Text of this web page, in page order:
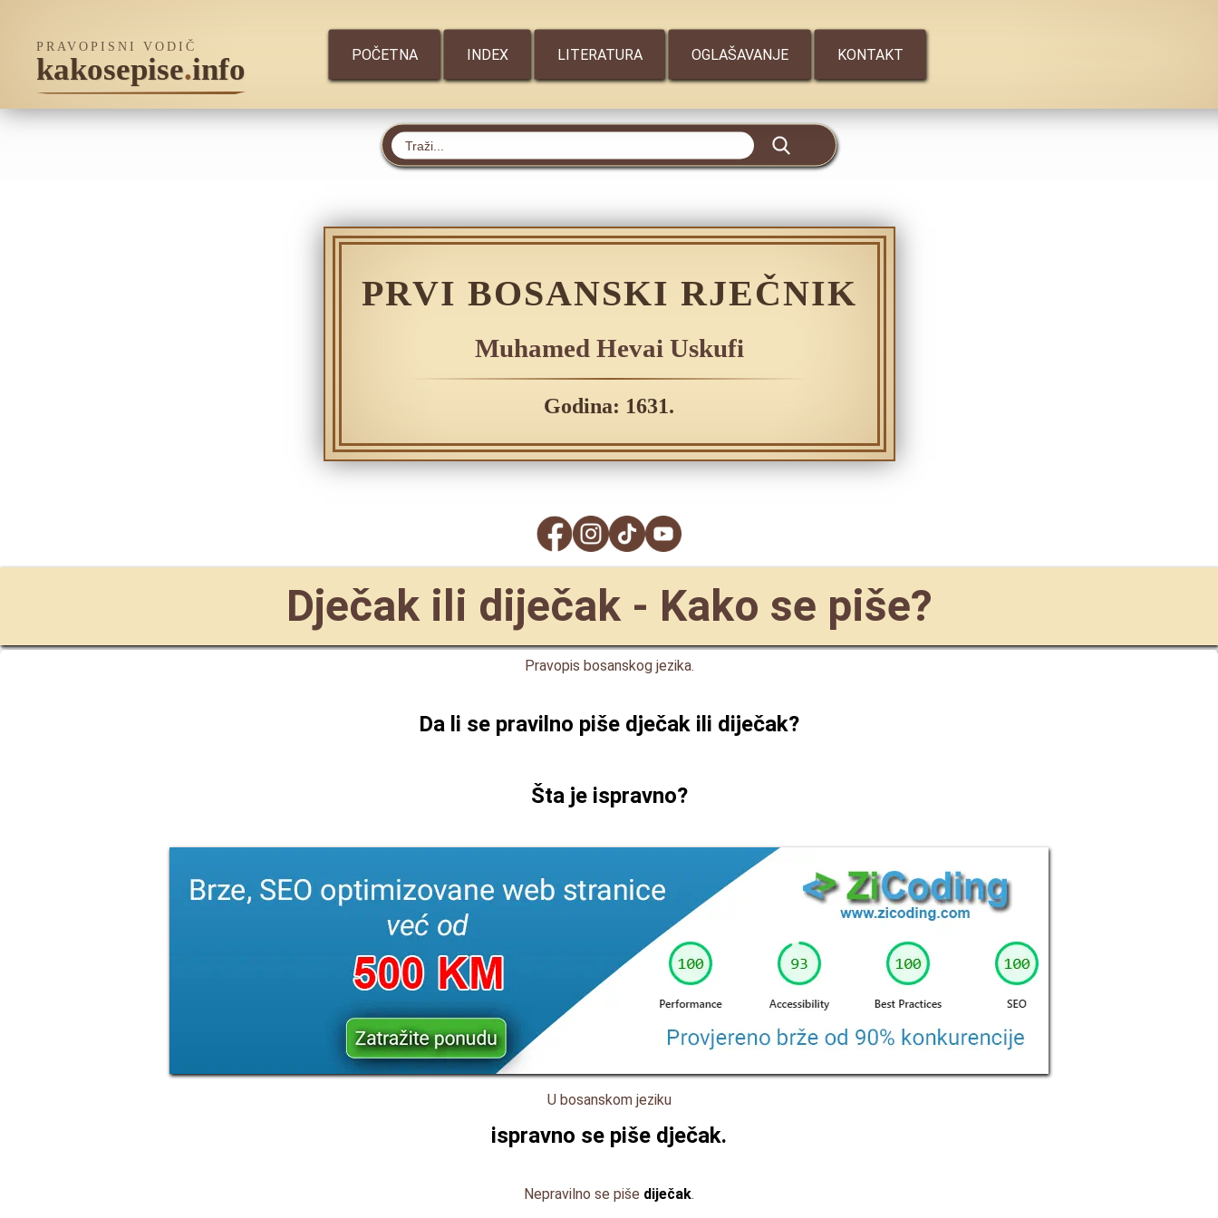
PRAVOPISNI VODIČ
kakosepise.info POČETNA INDEX LITERATURA OGLAŠAVANJE KONTAKT
PRVI BOSANSKI RJEČNIK
Muhamed Hevai Uskufi
Godina: 1631.
Dječak ili diječak - Kako se piše?
Pravopis bosanskog jezika.
Da li se pravilno piše dječak ili diječak?
Šta je ispravno?
U bosanskom jeziku
ispravno se piše dječak.
Nepravilno se piše diječak.